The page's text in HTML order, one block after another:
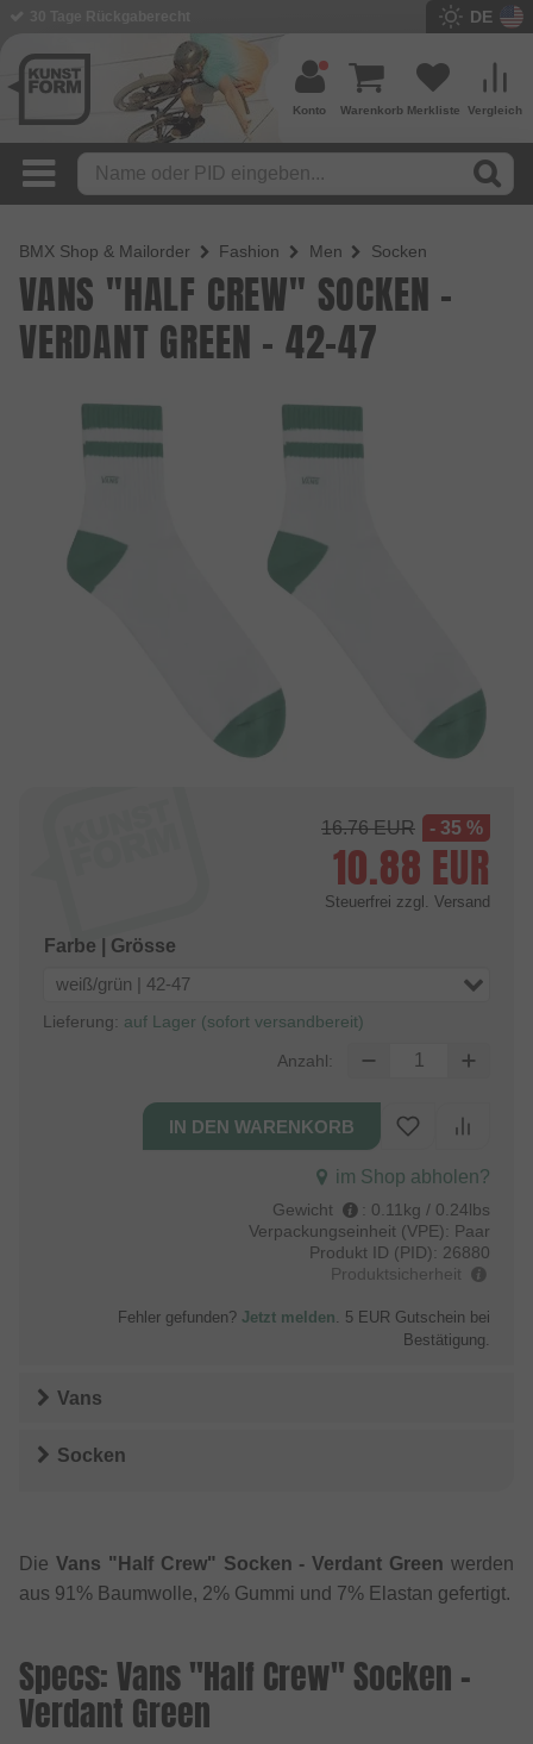
DE
Vergleich
Merkliste
Warenkorb
Konto
BMX Shop & Mailorder Fashion Men Socken
VANS "HALF CREW" SOCKEN -
VERDANT GREEN - 42-47
16.76EUR - 35 %
10.88 EUR
Steuerfrei zzgl. Versand
Farbe | Grösse
weiß/grün | 42-47
Lieferung: auf Lager (sofort versandbereit)
Anzahl:
im Shop abholen?
Gewicht : 0.11kg / 0.24lbs
Verpackungseinheit (VPE): Paar
Produkt ID (PID): 26880
Produktsicherheit
Fehler gefunden? Jetzt melden. 5 EUR Gutschein bei
Bestätigung.
Vans
Socken
Die Vans "Half Crew" Socken - Verdant Green werden
aus 91% Baumwolle, 2% Gummi und 7% Elastan gefertigt.
Specs: Vans "Half Crew" Socken -
Verdant Green